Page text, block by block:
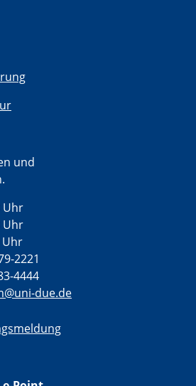
und
Uhr
2221
4444
due.de